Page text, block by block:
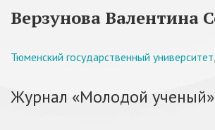
Верзунова Валентина
Тюменский государственный университет,
Журнал «Молодой